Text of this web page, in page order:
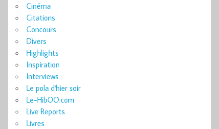
Cinéma
Citations
Concours
Divers
Highlights
Inspiration
Interviews
Le pola d'hier soir
Le-HibOO.com
Live Reports
Livres